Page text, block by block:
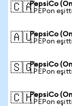
🇨🇦PepsiCo
1 PEPon
🇦🇺PepsiCo
1 PEPon
🇸🇬PepsiCo
1 PEPon
🇨🇭PepsiCo
1 PEPon